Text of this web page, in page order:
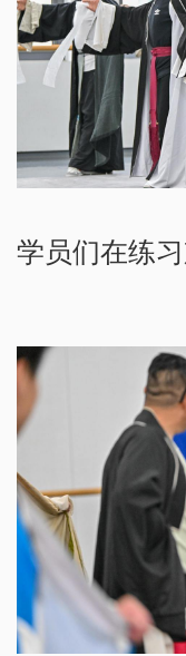
学员们在练